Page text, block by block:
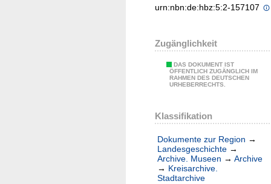
urn:nbn:de:hbz:5:2-157107
Zugänglichkeit
DAS DOKUMENT IST
ÖFFENTLICH ZUGÄNGLICH IM
RAHMEN DES DEUTSCHEN
URHEBERRECHTS.
Klassifikation
Dokumente zur Region →
Landesgeschichte →
Archive. Museen → Archive
→ Kreisarchive.
Stadtarchive